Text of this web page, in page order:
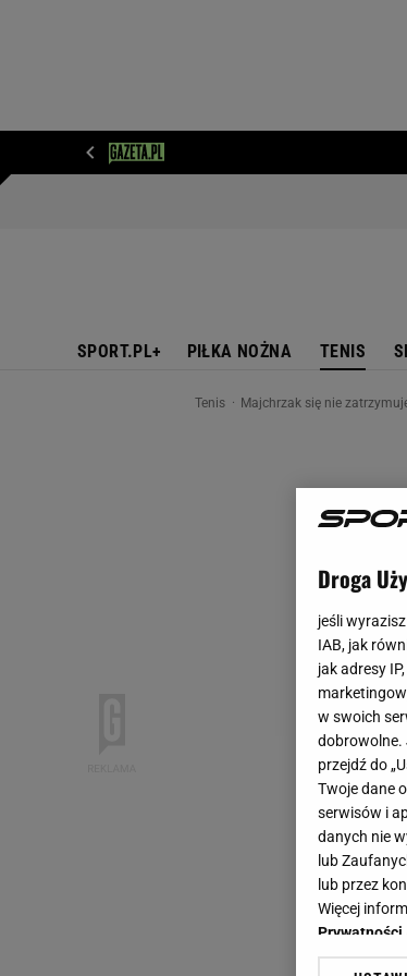
SPORT.PL+ PIŁKA NOŻNA TENIS
Tenis Majchrzak się nie
Droga
jeśli
IAB, jak
jak adresy
w swoich
dobrowolne.
przejdź do
Twoje dane
serwisów i
danych nie
lub
lub przez
Więcej
Prywatności